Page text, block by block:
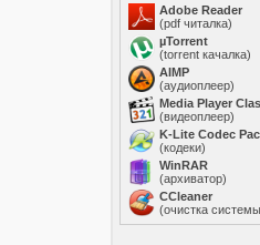
Adobe Reader
(pdf читалка)
µTorrent
(torrent качалка)
AIMP
(аудиоплеер)
Media Player
(видеоплеер)
K-Lite Codec
(кодеки)
WinRAR
(архиватор)
ССleaner
(очистка